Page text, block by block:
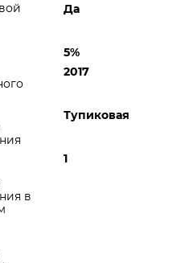
Да
5%
2017
Тупиковая
в
1